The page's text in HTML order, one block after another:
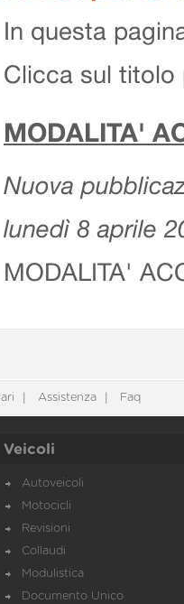
In questa
Clicca sul titolo
MODALITA'
Nuova
lunedì 8 aprile
MODALITA'
Assistenza Faq
Veicoli
Autoveicoli
Motocicli
Revisioni
Collaudi
Modulistica
Documento Unico